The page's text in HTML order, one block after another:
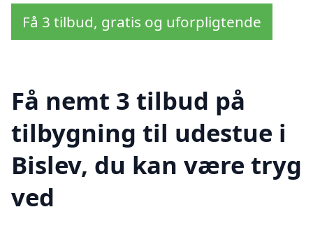
Få 3 tilbud, gratis og uforpligtende
Få nemt 3 tilbud på
tilbygning til udestue i
Bislev, du kan være tryg
ved